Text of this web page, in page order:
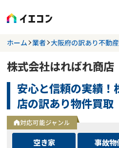
訳あり物件に強い業者
都道府県を選択
掲載業者 703
件
更新日 :2026年07月31日
業者を探す
ホーム 業者 大阪府の訳あり不動
株式会社はればれ商店
安心と信頼の実績！
店の訳あり物件買取
対応可能ジャンル
空き家 事故物